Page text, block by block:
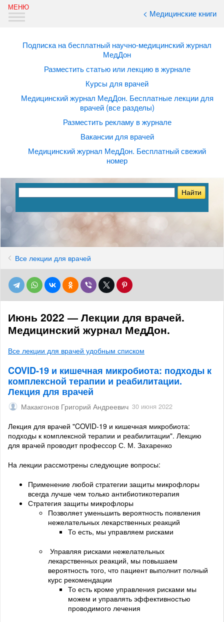
< Медицинские книги
Подписка на бесплатный научно-медицинский журнал
МедДон
Разместить статью или лекцию в журнале
Курсы для врачей
Медицинский журнал МедДон. Бесплатные лекции для
врачей (все разделы)
Разместить рекламу в журнале
Вакансии для врачей
Медицинский журнал МедДон. Бесплатный свежий
номер
Все лекции для врачей
Июнь 2022 — Лекции для врачей.
Медицинский журнал МедДон.
Все лекции для врачей удобным списком
COVID-19 и кишечная микробиота: подходы к
комплексной терапии и реабилитации.
Лекция для врачей
Макакгонов Григорий Андреевич 30 июня 2022
Лекция для врачей "COVID-19 и кишечная микробиота:
подходы к комплексной терапии и реабилитации". Лекцию
для врачей проводит профессор С. М. Захаренко
На лекции рассмотрены следующие вопросы:
Применение любой стратегии защиты микрофлоры
всегда лучше чем только антибиотикотерапия
Стратегия защиты микрофлоры
Позволяет уменьшить вероятность появления
нежелательных лекарственных реакций
То есть, мы управляем рисками
Управляя рисками нежелательных
лекарственных реакций, мы повышаем
вероятность того, что пациент выполнит полный
курс рекомендации
То есть кроме управления рисками мы
можем и управлять эффективностью
проводимого лечения